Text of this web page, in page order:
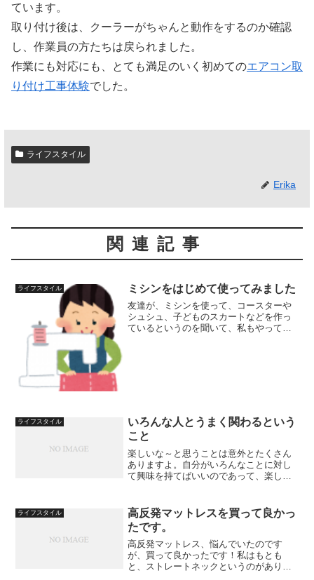
ています。
取り付け後は、クーラーがちゃんと動作をするのか確認
し、作業員の方たちは戻られました。
作業にも対応にも、とても満足のいく初めてのエアコン取
り付け工事体験でした。
ライフスタイル
Erika
関連記事
ライフスタイル ミシンをはじめて使ってみました
友達が、ミシンを使って、コースターや
シュシュ、子どものスカートなどを作っ
ているというのを聞いて、私もやってみ
ライフスタイル
いろんな人とうまく関わるという
こと
楽しいな～と思うことは意外とたくさん
ありますよ。自分がいろんなことに対し
て興味を持てばいいのであって、楽しい
独な方が好きというかひとりでいる時間
を大切にしていますが、そ...
ライフスタイル
高反発マットレスを買って良かっ
たです。
高反発マットレス、悩んでいたのです
が、買って良かったです！私はもとも
と、ストレートネックというのがありま